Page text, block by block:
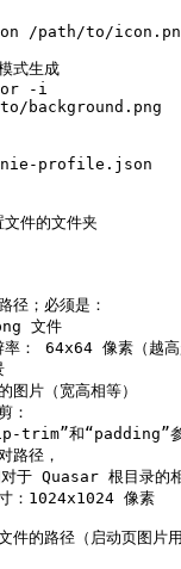
/path/to/
式生成
-i
background.png
profile.json
件的文件夹
；必须是：
文件
64x64 像素（越高
片（宽高相等）
：
trim”和“padding”
径，
Quasar 根目录的
：1024x1024 像素
的路径（启动页图片